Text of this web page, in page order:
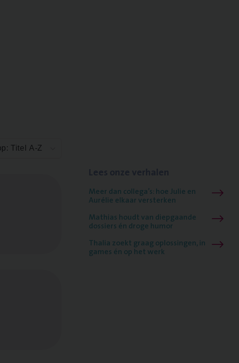
Titel A-Z
Meer dan collega’s: hoe Julie en
Aurélie elkaar versterken
Mathias houdt van diepgaande
dossiers én droge humor
Thalia zoekt graag oplossingen, in
games én op het werk